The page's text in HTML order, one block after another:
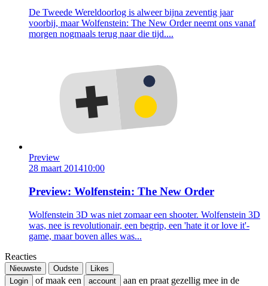
De Tweede Wereldoorlog is alweer bijna zeventig jaar
voorbij, maar Wolfenstein: The New Order neemt ons vanaf
morgen nogmaals terug naar die tijd....
Preview
28 maart 201410:00
Preview: Wolfenstein: The New Order
Wolfenstein 3D was niet zomaar een shooter. Wolfenstein 3D
was, nee is revolutionair, een begrip, een 'hate it or love it'-
game, maar boven alles was...
Reacties
Nieuwste Oudste
Likes
Login
of maak een account
aan en praat gezellig mee in de